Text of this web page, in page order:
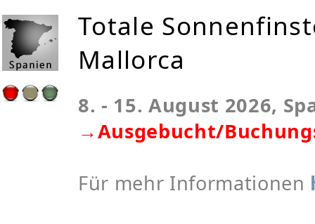
Totale
Mallorca
8. - 15. August 2026,
→Ausgebucht/
Für mehr Informationen